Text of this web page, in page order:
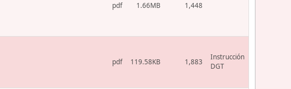
pdf 1.66MB 1,448
pdf 119.58KB 1,883
Instrucción
DGT